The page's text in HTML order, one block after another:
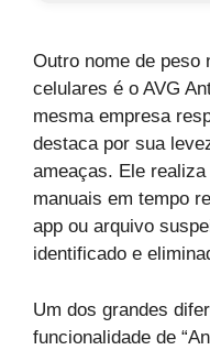
Outro nome de peso
celulares é o AVG
mesma empresa
destaca por sua
ameaças. Ele
manuais em tempo
app ou arquivo
identificado e
Um dos grandes
funcionalidade de